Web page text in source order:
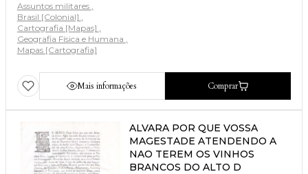
Assuntos militares
Brasil [Colonial]
Cartografia [Mapas]
Geografia Física e Humana
Mapas [Cartografia]
Mais informações Comprar
ALVARA POR QUE VOSSA
MAGESTADE ATENDENDO A
NAO TEREM OS VINHOS
BRANCOS DO ALTO D